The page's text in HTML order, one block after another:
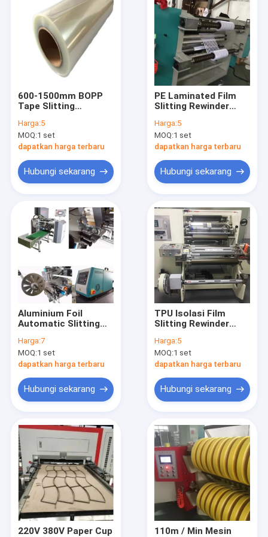
Produk
Tentang kita
Wisata pabrik
Kontrol kualitas
Berita
Semua Kasus
Mesin Cetak Flexo Berkecepatan Tinggi
Mesin Cetak Flexo Non Woven
Mesin Cetak Flexo Digital
Mesin Cetak Label Flexo
600-1500mm BOPP
Tape Slitting
60-100mm
Harga:5
MOQ:1 set
dapatkan harga terbaru
Hubungi sekarang
PE Laminated Film
Slitting Rewinder
Foil 120m / Min
Harga:5
MOQ:1 set
dapatkan harga terbaru
Hubungi sekarang
Aluminium Foil
Automatic Slitting
Machine 350m / Min
Silicon Paper
Harga:7
MOQ:1 set
dapatkan harga terbaru
Hubungi sekarang
TPU Isolasi Film
Slitting Rewinder
600mm
Harga:5
MOQ:1 set
dapatkan harga terbaru
Hubungi sekarang
220V 380V Paper Cup
110m / Min Mesin